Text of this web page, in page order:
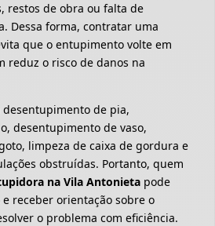
restos de obra ou falta de
Dessa forma, contratar uma
que o entupimento volte em
reduz o risco de danos na
desentupimento de pia,
desentupimento de vaso,
limpeza de caixa de gordura e
obstruídas. Portanto, quem
na Vila Antonieta pode
receber orientação sobre o
o problema com eficiência.